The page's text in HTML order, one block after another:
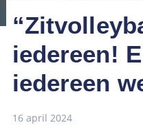
iedereen!
iedereen
16 april 2024